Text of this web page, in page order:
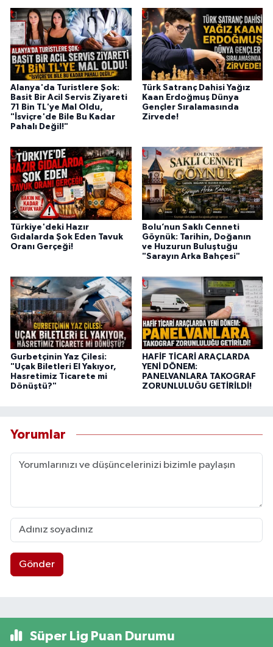
Alanya'da Turistlere Şok:
Basit Bir Acil Servis Ziyareti
71 Bin TL'ye Mal Oldu,
"İsviçre'de Bile Bu Kadar
Pahalı Değil!"
Türk Satranç Dahisi Yağız
Kaan Erdoğmuş Dünya
Gençler Sıralamasında
Zirvede!
Türkiye'deki Hazır
Gıdalarda Şok Eden Tavuk
Oranı Gerçeği!
Bolu’nun Saklı Cenneti
Göynük: Tarihin, Doğanın
ve Huzurun Buluştuğu
"Sarayın Arka Bahçesi"
Gurbetçinin Yaz Çilesi:
"Uçak Biletleri El Yakıyor,
Hasretimiz Ticarete mi
Dönüştü?"
HAFİF TİCARİ ARAÇLARDA
YENİ DÖNEM:
PANELVANLARA TAKOGRAF
ZORUNLULUĞU GETİRİLDİ!
Yorumlar
Gönder
Süper Lig Puan Durumu